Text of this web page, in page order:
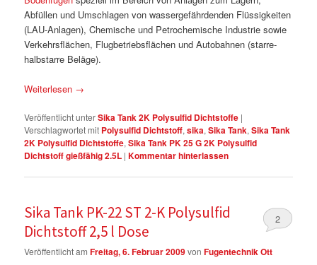
Abfüllen und Umschlagen von wassergefährdenden Flüssigkeiten
(LAU-Anlagen), Chemische und Petrochemische Industrie sowie
Verkehrsflächen, Flugbetriebsflächen und Autobahnen (starre-
halbstarre Beläge).
Weiterlesen →
Veröffentlicht unterSika Tank 2K Polysulfid Dichtstoffe |
Verschlagwortet mit Polysulfid Dichtstoff,sika,Sika Tank,Sika Tank
2K Polysulfid Dichtstoffe,Sika Tank PK 25 G 2K Polysulfid
Dichtstoff gießfähig 2.5L |Kommentar hinterlassen
Sika Tank PK-22 ST 2-K Polysulfid
Dichtstoff 2,5 l Dose
Veröffentlicht amFreitag, 6. Februar 2009vonFugentechnik Ott
2